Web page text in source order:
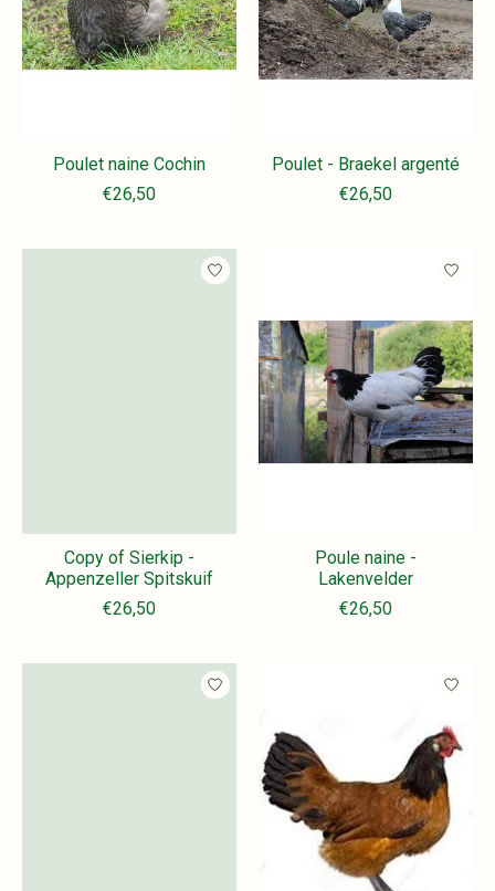
Poulet naine Cochin
€26,50
Poulet - Braekel argenté
€26,50
Copy of Sierkip -
Appenzeller Spitskuif
€26,50
Poule naine -
Lakenvelder
€26,50